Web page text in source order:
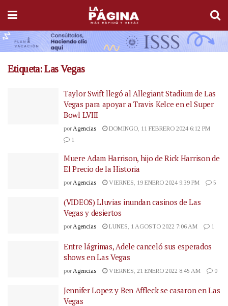
Etiqueta:Las Vegas
Taylor Swift llegó al Allegiant Stadium de Las
Vegas para apoyar a Travis Kelce en el Super
Bowl LVIII
por Agencias
DOMINGO, 11 FEBRERO 2024 6:12 PM
1
Muere Adam Harrison, hijo de Rick Harrison de
El Precio de la Historia
por Agencias VIERNES, 19 ENERO 2024 9:39 PM 5
(VIDEOS) Lluvias inundan casinos de Las
Vegas y desiertos
porAgencias LUNES, 1 AGOSTO 2022 7:06 AM 1
Entre lágrimas, Adele canceló sus esperados
shows en Las Vegas
por Agencias VIERNES, 21 ENERO 2022 8:45 AM 0
Jennifer Lopez y Ben Affleck se casaron en Las
Vegas